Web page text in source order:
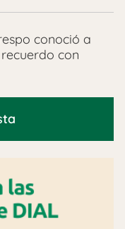
conoció a
con